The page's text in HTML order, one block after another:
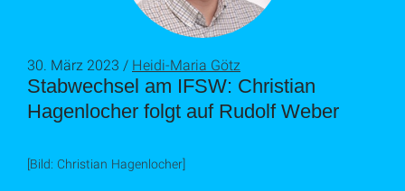
Stabwechsel am IFSW: Christian
Hagenlocher folgt auf Rudolf Weber
30. März 2023 / Heidi-Maria Götz
[Bild: Christian Hagenlocher]